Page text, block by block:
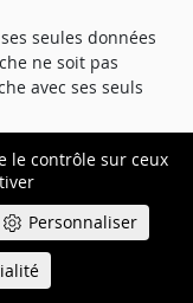
le contrôle sur ceux
Personnaliser
seules données
ne soit pas
avec ses seuls
à la durée de 3 ans
avis » de sa fiche,
Mme [C]